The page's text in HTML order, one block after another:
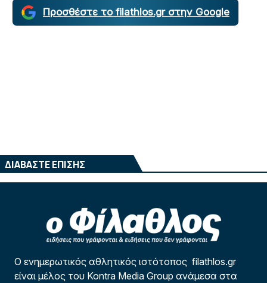
Προσθέστε το filathlos.gr στην Google
ΔΙΑΒΑΣΤΕ ΕΠΙΣΗΣ
Ο ενημερωτικός αθλητικός ιστότοπος filathlos.gr
είναι μέλος του Kontra Media Group ανάμεσα στα